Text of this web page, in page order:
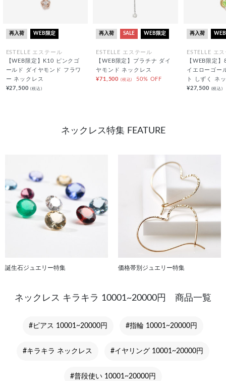
再入荷 WEB限定
ESTELLE エステール
【WEB限定】K10 ピンクゴ
ールド ダイヤモンド フラワ
ー ネックレス
¥27,500(税込)
再入荷 SALE WEB限定
ESTELLE エステール
【WEB限定】プラチナ ダイ
ヤモンド ネックレス
¥71,500 (税込) 50% OFF
再入荷
ESTELLE エ
【WEB限定
イエローゴー
ト しずく ネ
¥27,500 (税込)
ネックレス特集 FEATURE
誕生石ジュエリー特集 価格帯別ジュエリー特集
ネックレス キラキラ 10001~20000円 商品一覧
#ピアス 10001~20000円 #指輪 10001~20000円
#キラキラ ネックレス #イヤリング 10001~20000円
#普段使い 10001~20000円